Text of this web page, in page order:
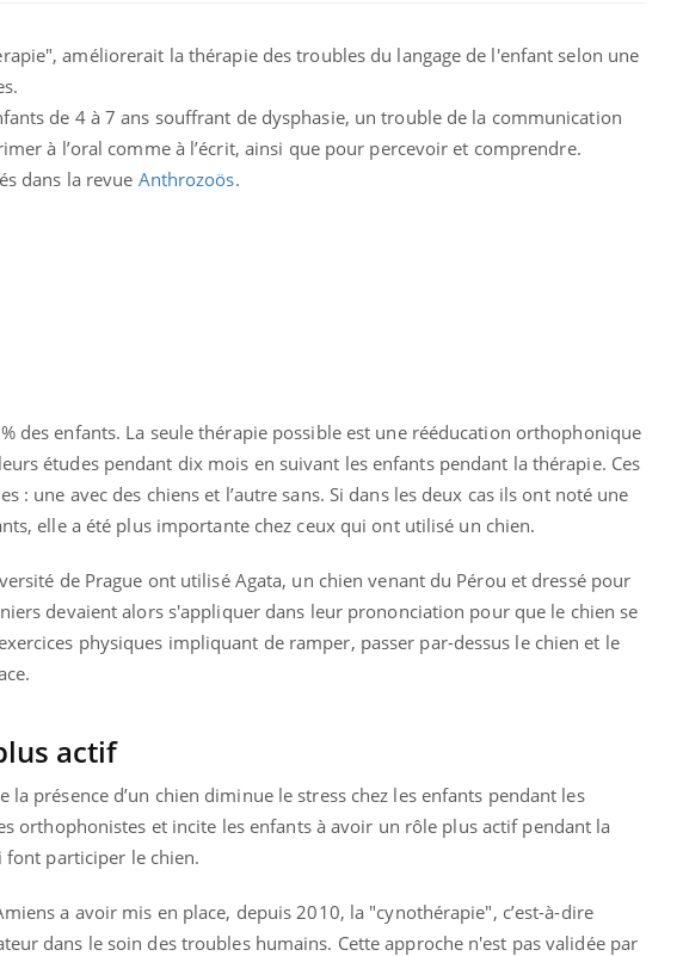
améliorerait la thérapie des troubles du langage de l'enfant selon une
de 4 à 7 ans souffrant de dysphasie, un trouble de la communication
à l’oral comme à l’écrit, ainsi que pour percevoir et comprendre.
dans la revue Anthrozoös.
des enfants. La seule thérapie possible est une rééducation orthophonique
études pendant dix mois en suivant les enfants pendant la thérapie. Ces
: une avec des chiens et l’autre sans. Si dans les deux cas ils ont noté une
elle a été plus importante chez ceux qui ont utilisé un chien.
de Prague ont utilisé Agata, un chien venant du Pérou et dressé pour
devaient alors s'appliquer dans leur prononciation pour que le chien se
physiques impliquant de ramper, passer par-dessus le chien et le
actif
la présence d’un chien diminue le stress chez les enfants pendant les
orthophonistes et incite les enfants à avoir un rôle plus actif pendant la
participer le chien.
a avoir mis en place, depuis 2010, la "cynothérapie", c’est-à-dire
dans le soin des troubles humains. Cette approche n'est pas validée par
Fortes chaleurs :
pourquoi le risque de